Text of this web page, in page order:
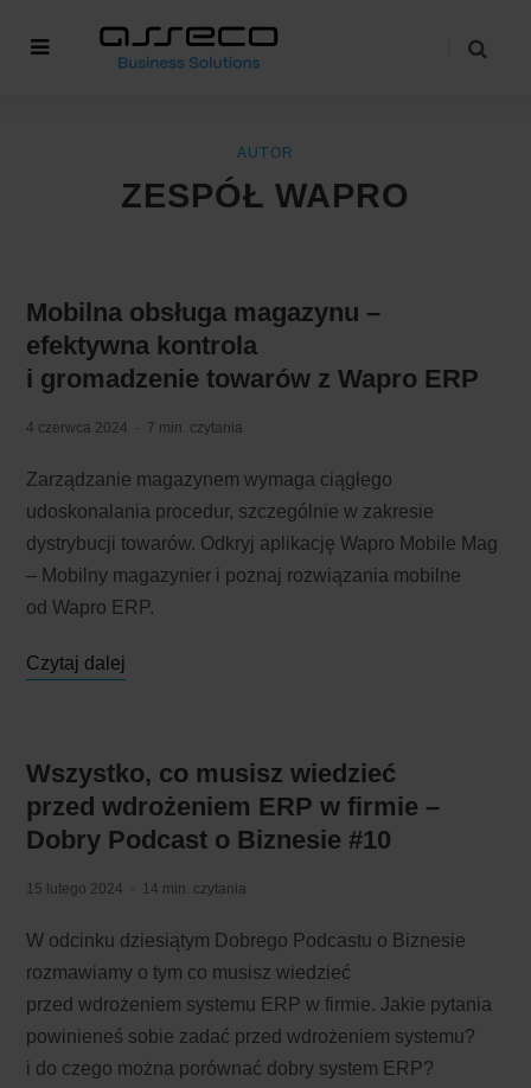
AUTOR
ZESPÓŁ WAPRO
Mobilna obsługa magazynu –
efektywna kontrola
i gromadzenie towarów z Wapro ERP
4 czerwca 2024 7 min. czytania
Zarządzanie magazynem wymaga ciągłego
udoskonalania procedur, szczególnie w zakresie
dystrybucji towarów. Odkryj aplikację Wapro Mobile Mag
– Mobilny magazynier i poznaj rozwiązania mobilne
od Wapro ERP.
Czytaj dalej
Wszystko, co musisz wiedzieć
przed wdrożeniem ERP w firmie –
Dobry Podcast o Biznesie #10
15 lutego 2024 14 min. czytania
W odcinku dziesiątym Dobrego Podcastu o Biznesie
rozmawiamy o tym co musisz wiedzieć
przed wdrożeniem systemu ERP w firmie. Jakie pytania
powinieneś sobie zadać przed wdrożeniem systemu?
i do czego można porównać dobry system ERP?